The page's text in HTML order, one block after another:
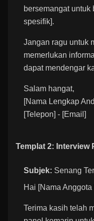
bersemangat
spesifik].
Jangan ragu untuk
memerlukan
dapat mendengar
Salam hangat,
[Nama Lengkap
[Telepon] - [Email]
Templat 2: Interview
Subjek: Senang
Hai [Nama Anggota
Terima kasih telah